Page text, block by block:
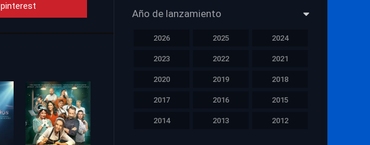
pinterest
Año de lanzamiento
2026 2025 2024
2023 2022 2021
2020 2019 2018
2017 2016 2015
2014 2013 2012